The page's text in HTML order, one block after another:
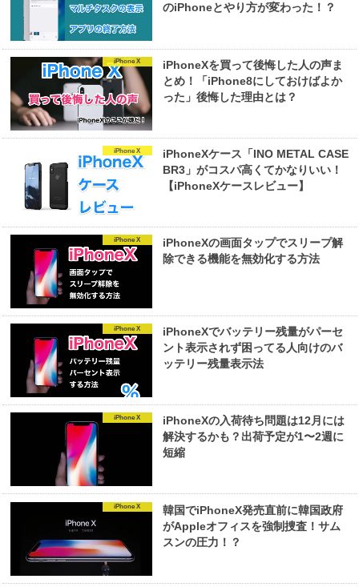
のiPhoneとやり方が変わった！？
iPhone X
iPhoneXを買って後悔した人の声ま
とめ！「iPhone8にしておけばよか
った」後悔した理由とは？
iPhone X
iPhoneXケース「INO METAL CASE
BR3」がコスパ高くてかなりいい！
【iPhoneXケースレビュー】
iPhone X
iPhoneXの画面タップでスリープ解
除できる機能を無効化する方法
iPhone X
iPhoneXでバッテリー残量がパーセ
ント表示されず困ってる人向けのバ
ッテリー残量表示法
iPhone X
iPhoneXの入荷待ち問題は12月には
解決するかも？出荷予定が1〜2週に
短縮
iPhone X
韓国でiPhoneX発売直前に韓国政府
がAppleオフィスを強制捜査！サム
スンの圧力！？